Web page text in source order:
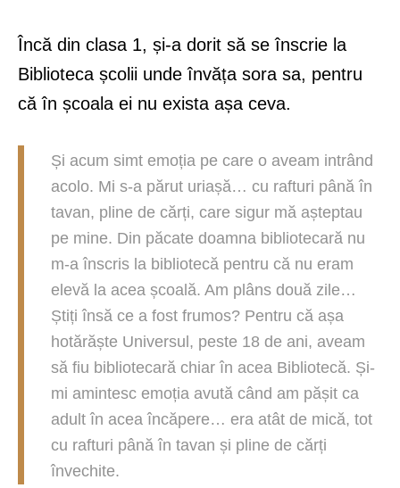
Încă din clasa 1, și-a dorit să se înscrie la
Biblioteca școlii unde învăța sora sa, pentru
că în școala ei nu exista așa ceva.
Și acum simt emoția pe care o aveam intrând
acolo. Mi s-a părut uriașă… cu rafturi până în
tavan, pline de cărți, care sigur mă așteptau
pe mine. Din păcate doamna bibliotecară nu
m-a înscris la bibliotecă pentru că nu eram
elevă la acea școală. Am plâns două zile…
Știți însă ce a fost frumos? Pentru că așa
hotărăște Universul, peste 18 de ani, aveam
să fiu bibliotecară chiar în acea Bibliotecă. Și-
mi amintesc emoția avută când am pășit ca
adult în acea încăpere… era atât de mică, tot
cu rafturi până în tavan și pline de cărți
învechite.